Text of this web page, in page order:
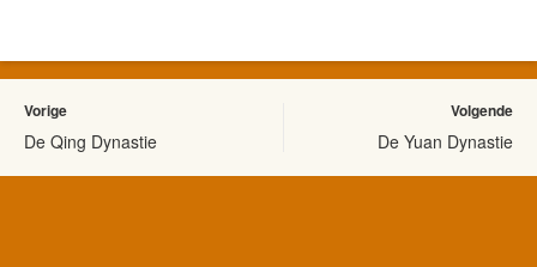
Vorige
De Qing Dynastie
Volgende
De Yuan Dynastie